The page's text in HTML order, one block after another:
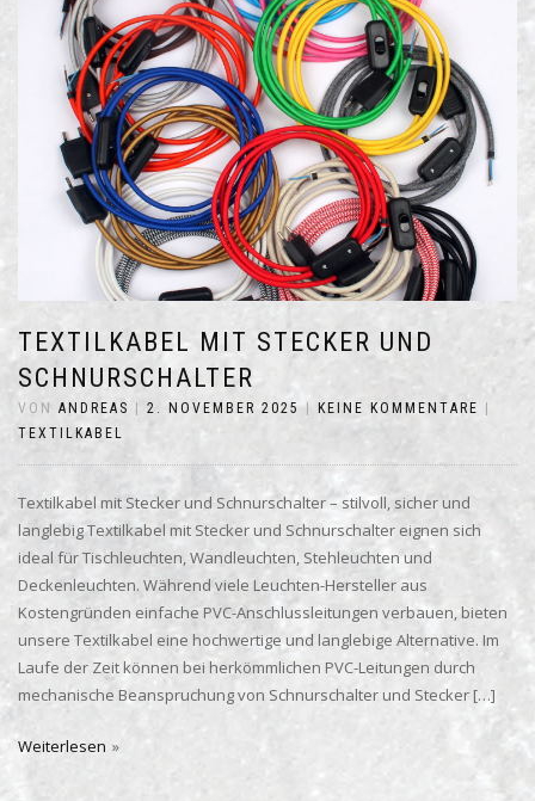
TEXTILKABEL MIT STECKER UND
SCHNURSCHALTER
VON ANDREAS | 2. NOVEMBER 2025 | KEINE KOMMENTARE |
TEXTILKABEL
Textilkabel mit Stecker und Schnurschalter – stilvoll, sicher und
langlebig Textilkabel mit Stecker und Schnurschalter eignen sich
ideal für Tischleuchten, Wandleuchten, Stehleuchten und
Deckenleuchten. Während viele Leuchten-Hersteller aus
Kostengründen einfache PVC-Anschlussleitungen verbauen, bieten
unsere Textilkabel eine hochwertige und langlebige Alternative. Im
Laufe der Zeit können bei herkömmlichen PVC-Leitungen durch
mechanische Beanspruchung von Schnurschalter und Stecker […]
Weiterlesen